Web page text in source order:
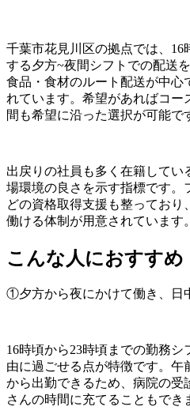
千葉市花見川区の拠点では、16
する夕方~夜間シフトでの配送
食品・食材のルート配送が中心
れています。希望があればコー
間も希望に沿った選択が可能で
出戻りの社員も多く在籍して
場環境の良さを示す指標です。
どの資格取得支援も整っており
働ける体制が用意されています。
こんな人におすすめ
①夕方から夜にかけて働き、日
16時頃から23時頃までの勤務
由に過ごせる点が特徴です。午
から出勤できるため、病院の受
さんの時間に充てることもでき